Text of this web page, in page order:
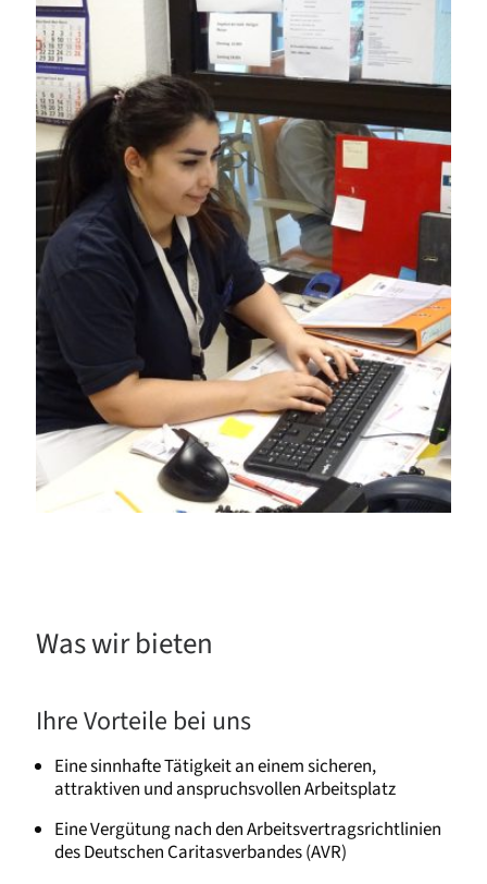
Was wir bieten
Ihre Vorteile bei uns
Eine sinnhafte Tätigkeit an einem sicheren,
attraktiven und anspruchsvollen Arbeitsplatz
Eine Vergütung nach den Arbeitsvertragsrichtlinien
des Deutschen Caritasverbandes (AVR)